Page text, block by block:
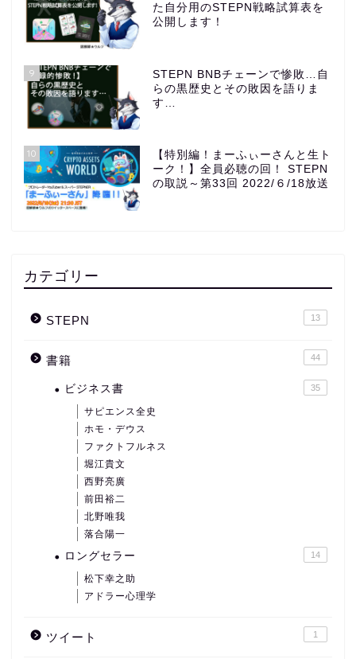
た自分用のSTEPN戦略試算表を
公開します！
9
STEPN BNBチェーンで惨敗…自
らの黒歴史とその敗因を語りま
す…
10
【特別編！まーふぃーさんと生ト
ーク！】全員必聴の回！ STEPN
の取説～第33回 2022/６/18放送
カテゴリー
STEPN 13
書籍 44
ビジネス書 35
サピエンス全史
ホモ・デウス
ファクトフルネス
堀江貴文
西野亮廣
前田裕二
北野唯我
落合陽一
ロングセラー 14
松下幸之助
アドラー心理学
ツイート 1